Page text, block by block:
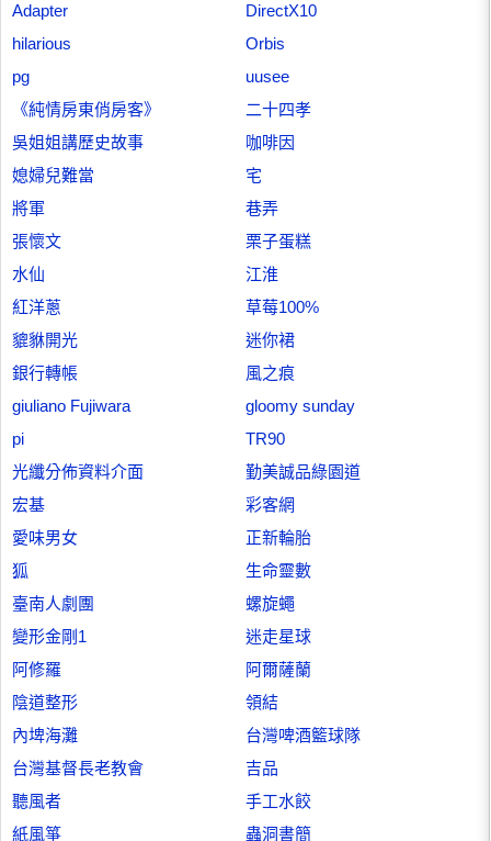
Adapter
DirectX10
hilarious
Orbis
pg
uusee
《純情房東俏房客》
二十四孝
吳姐姐講歷史故事
咖啡因
媳婦兒難當
宅
將軍
巷弄
張懷文
栗子蛋糕
水仙
江淮
紅洋蔥
草莓100%
貔貅開光
迷你裙
銀行轉帳
風之痕
giuliano Fujiwara
gloomy sunday
pi
TR90
光纖分佈資料介面
勤美誠品綠園道
宏基
彩客網
愛味男女
正新輪胎
狐
生命靈數
臺南人劇團
螺旋蠅
變形金剛1
迷走星球
阿修羅
阿爾薩蘭
陰道整形
領結
內埤海灘
台灣啤酒籃球隊
台灣基督長老教會
吉品
聽風者
手工水餃
紙風箏
蟲洞書簡